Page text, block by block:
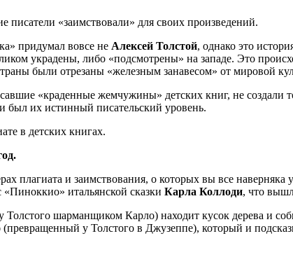
писатели «заимствовали» для своих произведений.
придумал вовсе не Алексей Толстой, однако это
украдены, либо «подсмотрены» на западе. Это
были отрезаны «железным занавесом» от мировой
«краденные жемчужины» детских книг, не создали
был их истинный писательский уровень.
в детских книгах.
плагиата и заимствования, о которых вы все
итальянской сказки Карла Коллоди, что
шарманщиком Карло) находит кусок дерева и
у Толстого в Джузеппе), который и